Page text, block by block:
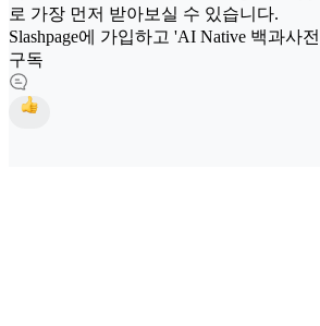
로 가장 먼저 받아보실 수 있습니다.
Slashpage에 가입하고 'AI Native 백과사
구독